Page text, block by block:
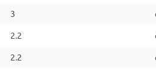
3
2.2
2.2